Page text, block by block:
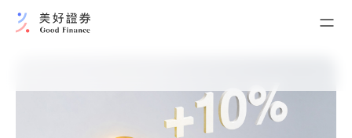
ELN 不保本股權連結結構型商品